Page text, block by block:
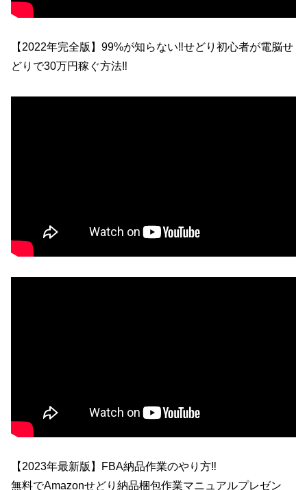
【2022年完全版】99%が知らない‼せどり初心者が電脳せ
どりで30万円稼ぐ方法‼
【2023年最新版】FBA納品作業のやり方‼
無料でAmazonせどり納品梱包作業マニュアルプレゼン